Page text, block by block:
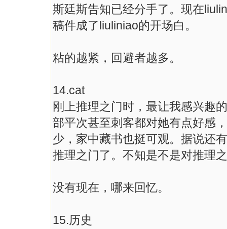
斯廷斯告知已经分手了。现在
稿件成了liuliniao的开场白。
粘的越紧，回避者越多。
14.cat
刚上推理之门时，最让我感兴趣
部平次甚至刺客都对她有点好感
少，家中藏书也挺可观。据说还
推理之门了。不知是不是对推理
没有现在，哪来回忆。
15.历史